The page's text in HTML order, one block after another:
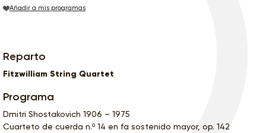
Añadir a mis programas
Reparto
Fitzwilliam String Quartet
Programa
Dmitri Shostakovich 1906 – 1975
Cuarteto de cuerda n.º 14 en fa sostenido mayor, op. 142